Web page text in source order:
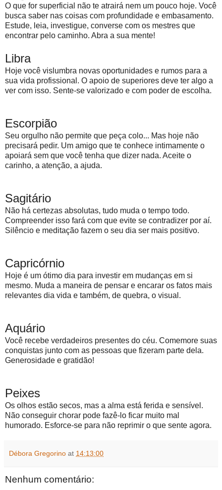
O que for superficial não te atrairá nem um pouco hoje. Você
busca saber nas coisas com profundidade e embasamento.
Estude, leia, investigue, converse com os mestres que
encontrar pelo caminho. Abra a sua mente!
Libra
Hoje você vislumbra novas oportunidades e rumos para a
sua vida profissional. O apoio de superiores deve ter algo a
ver com isso. Sente-se valorizado e com poder de escolha.
Escorpião
Seu orgulho não permite que peça colo... Mas hoje não
precisará pedir. Um amigo que te conhece intimamente o
apoiará sem que você tenha que dizer nada. Aceite o
carinho, a atenção, a ajuda.
Sagitário
Não há certezas absolutas, tudo muda o tempo todo.
Compreender isso fará com que evite se contradizer por aí.
Silêncio e meditação fazem o seu dia ser mais positivo.
Capricórnio
Hoje é um ótimo dia para investir em mudanças em si
mesmo. Muda a maneira de pensar e encarar os fatos mais
relevantes dia vida e também, de quebra, o visual.
Aquário
Você recebe verdadeiros presentes do céu. Comemore suas
conquistas junto com as pessoas que fizeram parte dela.
Generosidade e gratidão!
Peixes
Os olhos estão secos, mas a alma está ferida e sensível.
Não conseguir chorar pode fazê-lo ficar muito mal
humorado. Esforce-se para não reprimir o que sente agora.
Débora Gregorino at 14:13:00
Nenhum comentário: